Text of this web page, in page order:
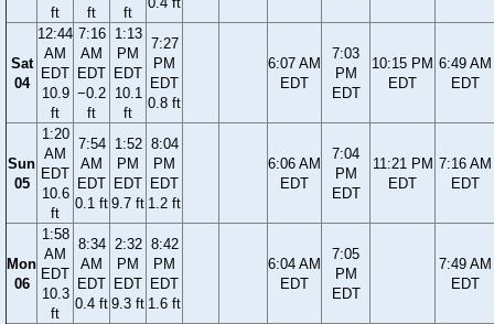
ft
ft
ft
Sat
04
12:44
AM
EDT
10.9
ft
7:16
AM
EDT
−0.2
ft
1:13
PM
EDT
10.1
ft
7:27
PM
EDT
0.8 ft
6:07 AM
EDT
7:03
PM
EDT
10:15 PM
EDT
6:49 AM
EDT
Sun
05
1:20
AM
EDT
10.6
ft
7:54
AM
EDT
0.1 ft
1:52
PM
EDT
9.7 ft
8:04
PM
EDT
1.2 ft
6:06 AM
EDT
7:04
PM
EDT
11:21 PM
EDT
7:16 AM
EDT
Mon
06
1:58
AM
EDT
10.3
ft
8:34
AM
EDT
0.4 ft
2:32
PM
EDT
9.3 ft
8:42
PM
EDT
1.6 ft
6:04 AM
EDT
7:05
PM
EDT
7:49 AM
EDT